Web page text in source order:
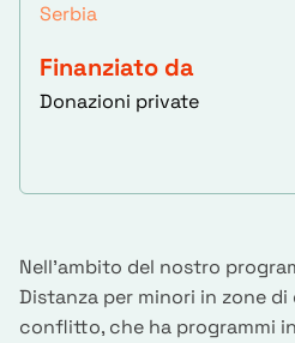
Serbia
Finanziato da
Donazioni private
Nell’ambito del nostro
Distanza per minori in zone
conflitto, che ha programmi